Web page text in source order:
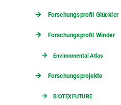
Forschungsprofil Glückler
Forschungsprofil Winder
Environmental Atlas
Forschungsprojekte
BIOTEXFUTURE